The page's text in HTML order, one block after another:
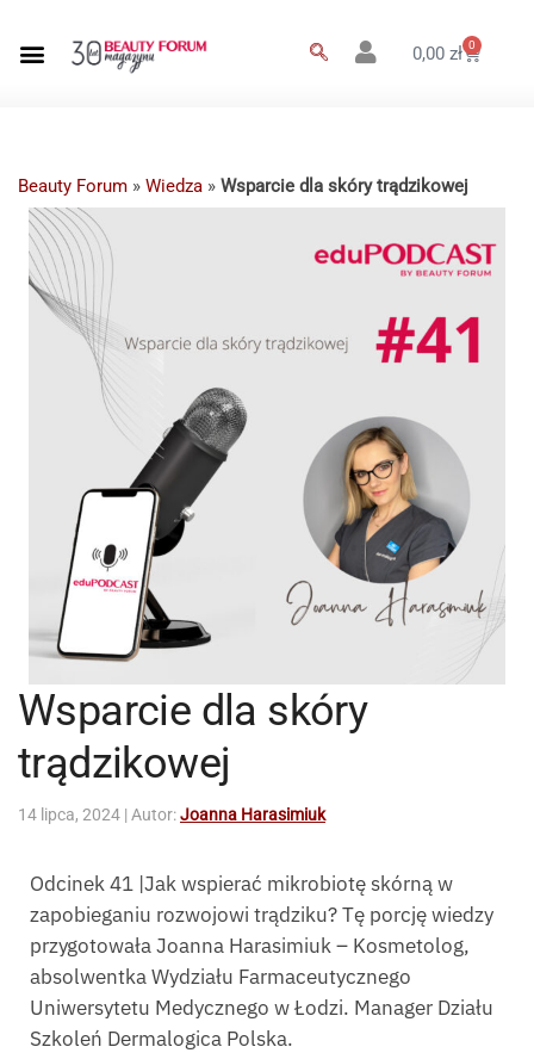
0,00zł 0
Beauty Forum » Wiedza » Wsparcie dla skóry trądzikowej
Wsparcie dla skóry
trądzikowej
14 lipca, 2024 | Autor:Joanna Harasimiuk
Odcinek 41 |Jak wspierać mikrobiotę skórną w
zapobieganiu rozwojowi trądziku? Tę porcję wiedzy
przygotowała Joanna Harasimiuk – Kosmetolog,
absolwentka Wydziału Farmaceutycznego
Uniwersytetu Medycznego w Łodzi. Manager Działu
Szkoleń Dermalogica Polska.